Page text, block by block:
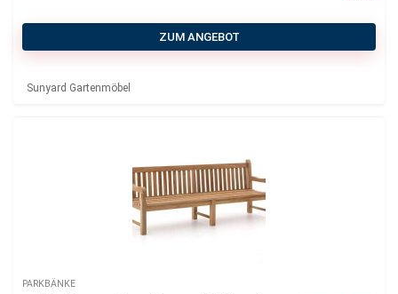
ZUM ANGEBOT
Sunyard Gartenmöbel
PARKBÄNKE